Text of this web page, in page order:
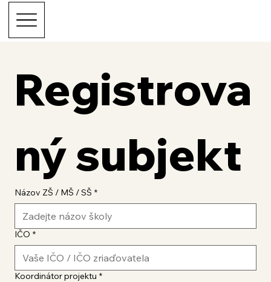
Registrova
ný subjekt
Názov ZŠ / MŠ / SŠ *
IČO *
Koordinátor projektu *